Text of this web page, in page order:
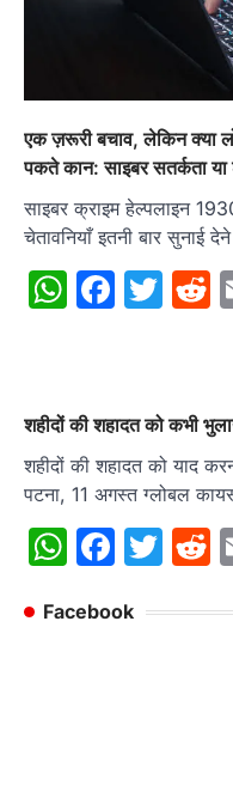
एक ज़रूरी बचाव, लेकिन क्या
पकते कान: साइबर सतर्कता या
साइबर क्राइम हेल्पलाइन
चेतावनियाँ इतनी बार सुनाई
शहीदों की शहादत को कभी
शहीदों की शहादत को याद
पटना, 11 अगस्त ग्लोबल
Facebook